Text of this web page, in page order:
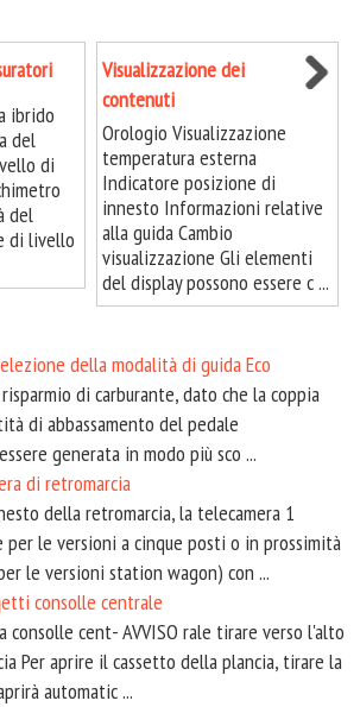
ibrido
del
di
del
di livello
Visualizzazione dei
contenuti
Orologio Visualizzazione
temperatura esterna
Indicatore posizione di
innesto Informazioni relative
alla guida Cambio
visualizzazione Gli elementi
del display possono essere c ...
della modalità di guida Eco
di carburante, dato che la coppia
di abbassamento del pedale
generata in modo più sco ...
di retromarcia
della retromarcia, la telecamera 1
le versioni a cinque posti o in prossimità
le versioni station wagon) con ...
consolle centrale
consolle cent- AVVISO rale tirare verso l'alto
Per aprire il cassetto della plancia, tirare la
automatic ...